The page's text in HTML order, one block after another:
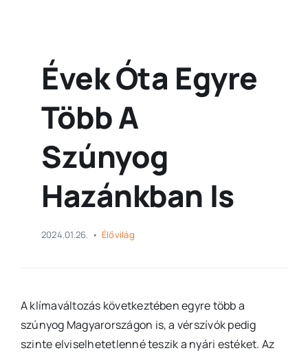
Évek Óta Egyre
Több A
Szúnyog
Hazánkban Is
2024.01.26. • Élővilág
A klímaváltozás következtében egyre több a
szúnyog Magyarországon is, a vérszívók pedig
szinte elviselhetetlenné teszik a nyári estéket. Az